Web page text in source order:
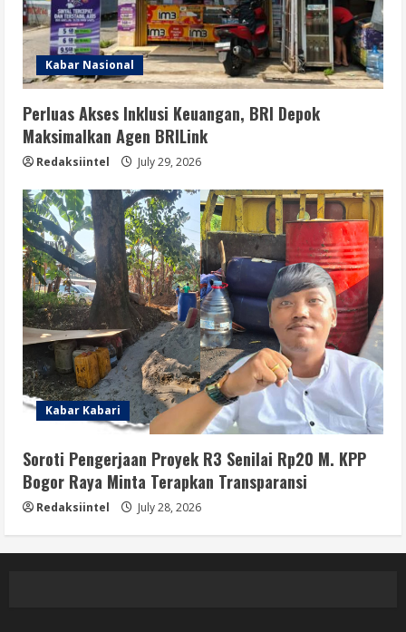
Kabar Nasional
Perluas Akses Inklusi Keuangan, BRI Depok
Maksimalkan Agen BRILink
Redaksiintel July 29, 2026
Kabar Kabari
Soroti Pengerjaan Proyek R3 Senilai Rp20 M. KPP
Bogor Raya Minta Terapkan Transparansi
Redaksiintel July 28, 2026